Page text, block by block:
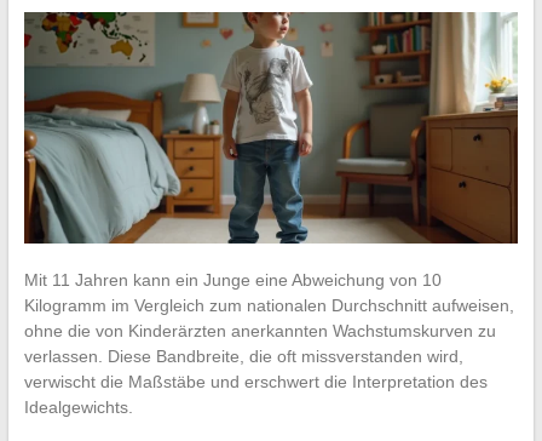
Mit 11 Jahren kann ein Junge eine Abweichung von 10
Kilogramm im Vergleich zum nationalen Durchschnitt aufweisen,
ohne die von Kinderärzten anerkannten Wachstumskurven zu
verlassen. Diese Bandbreite, die oft missverstanden wird,
verwischt die Maßstäbe und erschwert die Interpretation des
Idealgewichts.